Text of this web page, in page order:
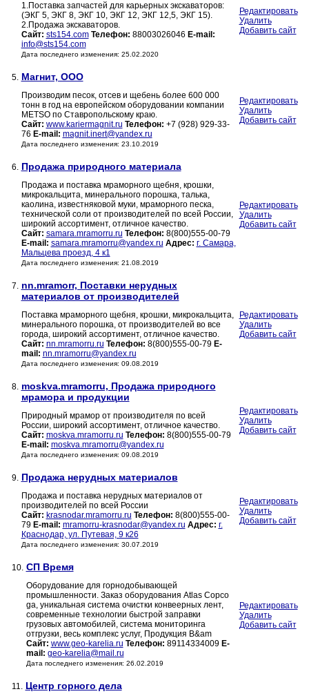
1.Поставка запчастей для карьерных экскаваторов:
(ЭКГ 5, ЭКГ 8, ЭКГ 10, ЭКГ 12, ЭКГ 12,5, ЭКГ 15).
2.Продажа экскаваторов.
Сайт: sts154.com Телефон: 88003026046 E-mail:
info@sts154.com
Дата последнего изменения: 25.02.2020
Редактировать
Удалить
Добавить сайт
5. Магнит, ООО
Производим песок, отсев и щебень более 600 000
тонн в год на европейском оборудовании компании
METSO по Ставропольскому краю.
Сайт: www.kariermagnit.ru Телефон: +7 (928) 929-33-
76 E-mail: magnit.inert@yandex.ru
Дата последнего изменения: 23.10.2019
Редактировать
Удалить
Добавить сайт
6. Продажа природного материала
Продажа и поставка мраморного щебня, крошки,
микрокальцита, минерального порошка, талька,
каолина, известняковой муки, мраморного песка,
технической соли от производителей по всей России,
широкий ассортимент, отличное качество.
Сайт: samara.mramorru.ru Телефон: 8(800)555-00-79
E-mail: samara.mramorru@yandex.ru Адрес: г. Самара,
Мальцева проезд, 4 к1
Дата последнего изменения: 21.08.2019
Редактировать
Удалить
Добавить сайт
7. nn.mramorr, Поставки нерудных
материалов от производителей
Поставка мраморного щебня, крошки, микрокальцита,
минерального порошка, от производителей во все
города, широкий ассортимент, отличное качество.
Сайт: nn.mramorru.ru Телефон: 8(800)555-00-79 E-
mail: nn.mramorru@yandex.ru
Дата последнего изменения: 09.08.2019
Редактировать
Удалить
Добавить сайт
8. moskva.mramorru, Продажа природного
мрамора и продукции
Природный мрамор от производителя по всей
России, широкий ассортимент, отличное качество.
Сайт: moskva.mramorru.ru Телефон: 8(800)555-00-79
E-mail: moskva.mramorru@yandex.ru
Дата последнего изменения: 09.08.2019
Редактировать
Удалить
Добавить сайт
9. Продажа нерудных материалов
Продажа и поставка нерудных материалов от
производителей по всей России
Сайт: krasnodar.mramorru.ru Телефон: 8(800)555-00-
79 E-mail: mramorru-krasnodar@yandex.ru Адрес: г.
Краснодар, ул. Путевая, 9 к26
Дата последнего изменения: 30.07.2019
Редактировать
Удалить
Добавить сайт
10. СП Время
Оборудование для горнодобывающей
промышленности. Заказ оборудования Atlas Copco
ga, уникальная система очистки конвеерных лент,
современные технологии быстрой заправки
грузовых автомобилей, система мониторинга
отгрузки, весь комплекс услуг, Продукция B&am
Сайт: www.geo-karelia.ru Телефон: 89114334009 E-
mail: geo-karelia@mail.ru
Дата последнего изменения: 26.02.2019
Редактировать
Удалить
Добавить сайт
11. Центр горного дела